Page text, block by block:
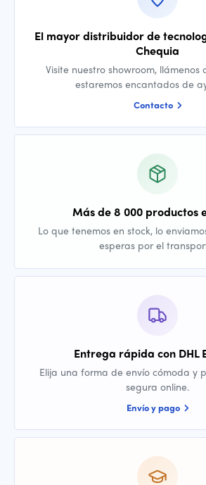
El mayor distribuidor de
Chequia
Visite nuestro showroom, llámenos
estaremos encantados de
Contacto
Más de 8 000 productos
Lo que tenemos en stock, lo
esperas por el
Entrega rápida con DHL
Elija una forma de envío cómoda y
segura online.
Envío y pago